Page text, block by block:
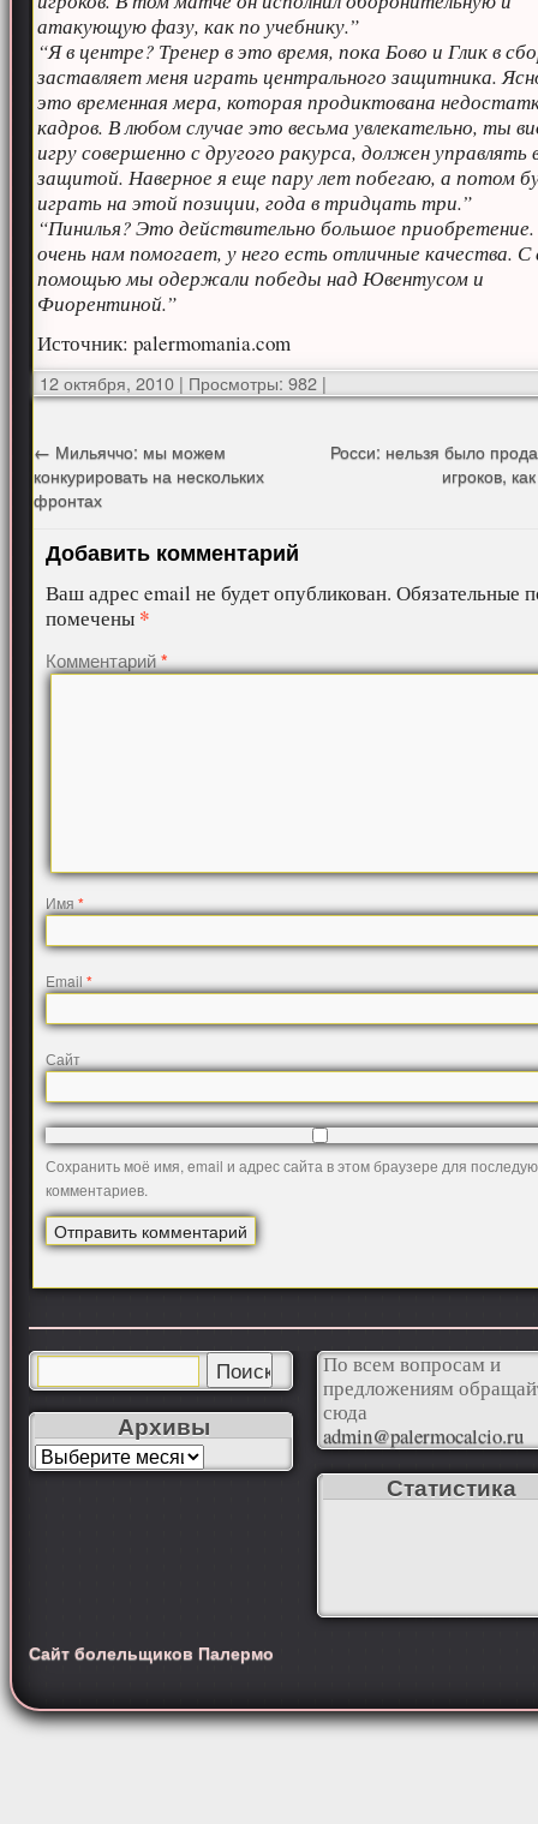
атакующую фазу, как по учебнику.”
“Я в центре? Тренер в это время, пока Бово и Глик в
заставляет меня играть центрального защитника.
это временная мера, которая продиктована
кадров. В любом случае это весьма увлекательно, ты
игру совершенно с другого ракурса, должен управлять
защитой. Наверное я еще пару лет побегаю, а потом
играть на этой позиции, года в тридцать три.”
“Пинилья? Это действительно большое
очень нам помогает, у него есть отличные качества. С
помощью мы одержали победы над Ювентусом и
Фиорентиной.”
Источник: palermomania.com
12 октября, 2010 | Просмотры: 982 |
← Мильяччо: мы можем
конкурировать на нескольких
фронтах
Росси: нельзя было
игроков,
Добавить комментарий
Ваш адрес email не будет опубликован. Обязательные
помечены *
Комментарий*
Имя*
Email*
Сайт
Сохранить моё имя, email и адрес сайта в этом браузере для
комментариев.
Архивы
По всем вопросам и
предложениям
сюда
admin@palermocalcio.ru
Статистика
Сайт болельщиков Палермо